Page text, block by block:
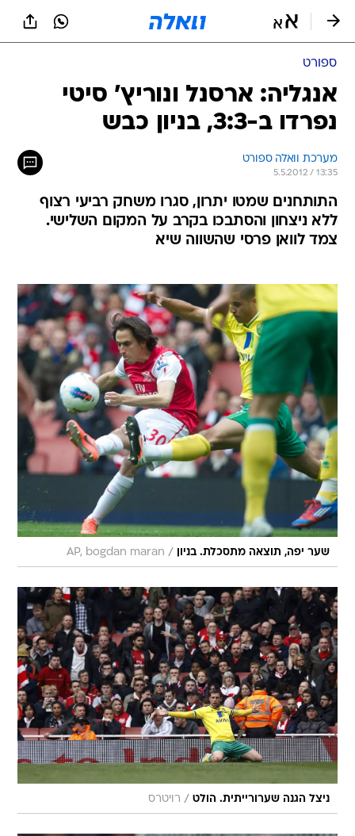
ספורט
אנגליה: ארסנל ונוריץ' סיטי
נפרדו ב-3:3, בניון כבש
מערכת וואלה ספורט
5.5.2012 / 13:35
התותחנים שמטו יתרון, סגרו משחק רביעי רצוף
ללא ניצחון והסתבכו בקרב על המקום השלישי.
צמד לוואן פרסי שהשווה שיא
שער יפה, תוצאה מתסכלת. בניון /
AP, bogdan maran
ניצל הגנה שערורייתית. הולט / רויטרס